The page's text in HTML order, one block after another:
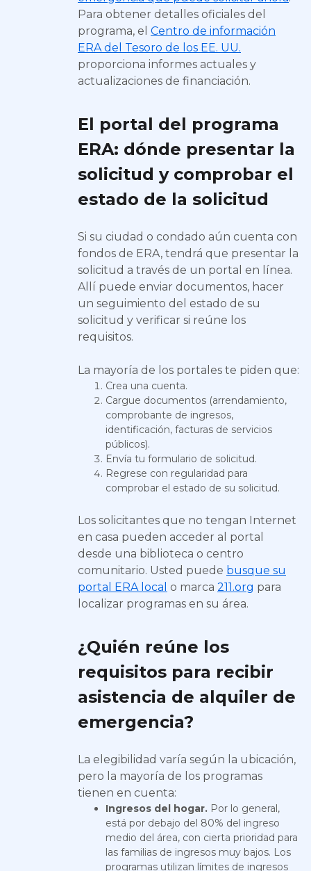
Para obtener detalles oficiales del
programa, el Centro de información
ERA del Tesoro de los EE. UU.
proporciona informes actuales y
actualizaciones de financiación.
El portal del programa
ERA: dónde presentar la
solicitud y comprobar el
estado de la solicitud
Si su ciudad o condado aún cuenta con
fondos de ERA, tendrá que presentar la
solicitud a través de un portal en línea.
Allí puede enviar documentos, hacer
un seguimiento del estado de su
solicitud y verificar si reúne los
requisitos.
La mayoría de los portales te piden que:
Crea una cuenta.
Cargue documentos (arrendamiento,
comprobante de ingresos,
identificación, facturas de servicios
públicos).
Envía tu formulario de solicitud.
Regrese con regularidad para
comprobar el estado de su solicitud.
Los solicitantes que no tengan Internet
en casa pueden acceder al portal
desde una biblioteca o centro
comunitario. Usted puede busque su
portal ERA local o marca 211.org para
localizar programas en su área.
¿Quién reúne los
requisitos para recibir
asistencia de alquiler de
emergencia?
La elegibilidad varía según la ubicación,
pero la mayoría de los programas
tienen en cuenta:
Ingresos del hogar. Por lo general,
está por debajo del 80% del ingreso
medio del área, con cierta prioridad para
las familias de ingresos muy bajos. Los
programas utilizan límites de ingresos